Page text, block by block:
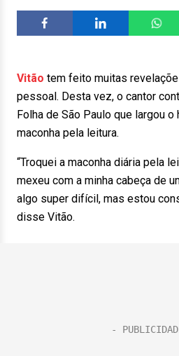
Vitão tem feito muitas
pessoal. Desta vez, o cantor
Folha de São Paulo que largou
maconha pela leitura.
“Troquei a maconha diária pela
mexeu com a minha cabeça de
algo super difícil, mas estou
disse Vitão.